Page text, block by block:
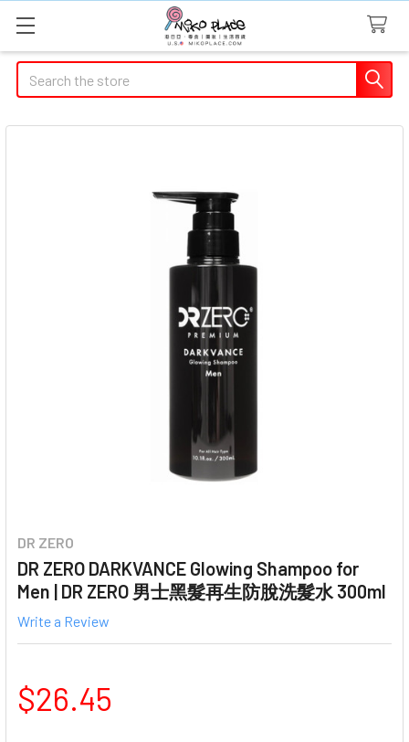
Search
DR ZERO
DR ZERO DARKVANCE Glowing Shampoo for
Men | DR ZERO 男士黑髮再生防脫洗髮水 300ml
Write a Review
$26.45